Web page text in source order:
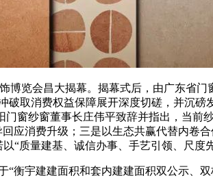
览会昌大揭幕。揭幕式后，由广东省门
破取消费权益保障展开深度切磋，并沉
窗纱窗董事长庄伟平致辞并指出，当
应消费升级；三是以生态共赢代替内卷
“质量建基、诚信办事、手艺引领、尺度
宇建建面积和套内建建面积双公示、双